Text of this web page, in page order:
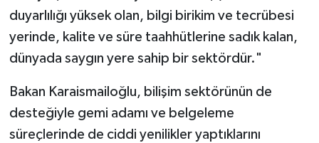
duyarlılığı yüksek olan, bilgi birikim ve tecrübesi
yerinde, kalite ve süre taahhütlerine sadık kalan,
dünyada saygın yere sahip bir sektördür."
Bakan Karaismailoğlu, bilişim sektörünün de
desteğiyle gemi adamı ve belgeleme
süreçlerinde de ciddi yenilikler yaptıklarını